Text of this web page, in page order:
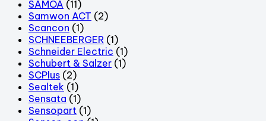
SAMOA (11)
Samwon ACT (2)
Scancon (1)
SCHNEEBERGER (1)
Schneider Electric (1)
Schubert & Salzer (1)
SCPlus (2)
Sealtek (1)
Sensata (1)
Sensopart (1)